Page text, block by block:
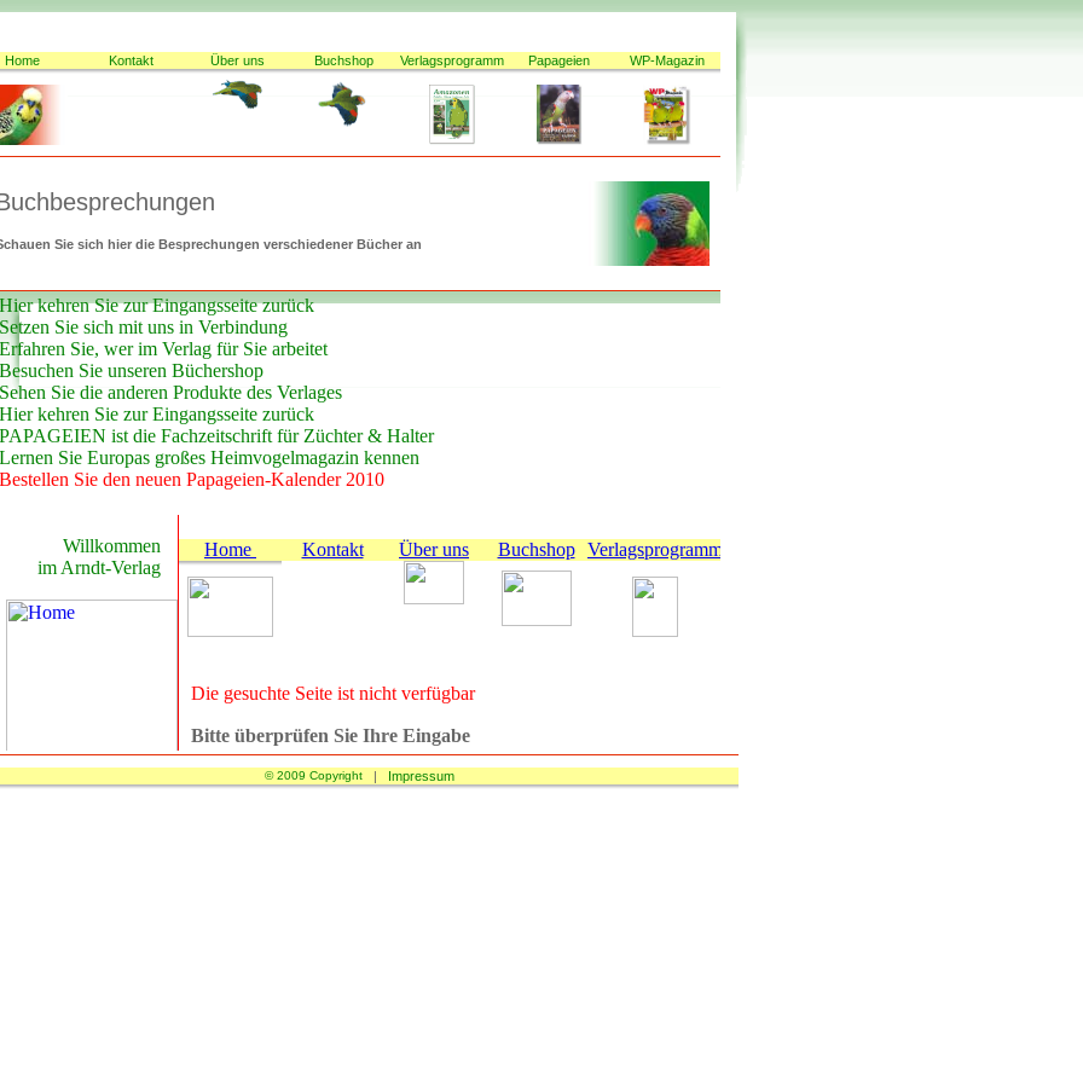
Home Kontakt Über uns Buchshop Verlagsprogramm Papageien WP-Magazin
Sie sich hier die Besprechungen verschiedener Bücher an
© 2009 Copyright| Impressum